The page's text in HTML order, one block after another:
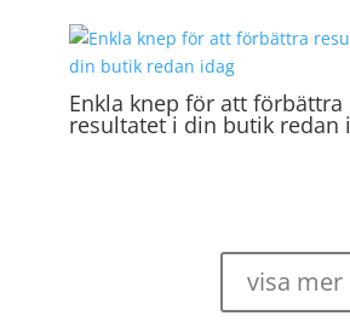
Enkla knep för att förbättra
resultatet i din butik redan
visa mer